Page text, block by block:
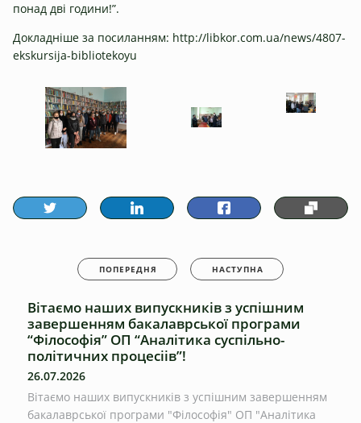
понад дві години!”.
Докладніше за посиланням: http://libkor.com.ua/news/4807-
ekskursija-bibliotekoyu
ПОПЕРЕДНЯ НАСТУПНА
Вітаємо наших випускників з успішним
завершенням бакалаврської програми
“Філософія” ОП “Аналітика суспільно-
політичних процесіів”!
26.07.2026
Вітаємо наших випускників з успішним завершенням
бакалаврської програми "Філософія" ОП "Аналітика